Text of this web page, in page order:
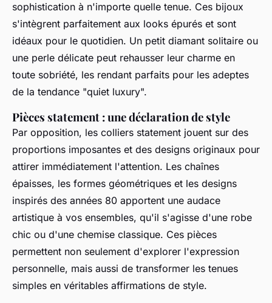
sophistication à n'importe quelle tenue. Ces bijoux
s'intègrent parfaitement aux looks épurés et sont
idéaux pour le quotidien. Un petit diamant solitaire ou
une perle délicate peut rehausser leur charme en
toute sobriété, les rendant parfaits pour les adeptes
de la tendance "quiet luxury".
Pièces statement : une déclaration de style
Par opposition, les colliers statement jouent sur des
proportions imposantes et des designs originaux pour
attirer immédiatement l'attention. Les chaînes
épaisses, les formes géométriques et les designs
inspirés des années 80 apportent une audace
artistique à vos ensembles, qu'il s'agisse d'une robe
chic ou d'une chemise classique. Ces pièces
permettent non seulement d'explorer l'expression
personnelle, mais aussi de transformer les tenues
simples en véritables affirmations de style.